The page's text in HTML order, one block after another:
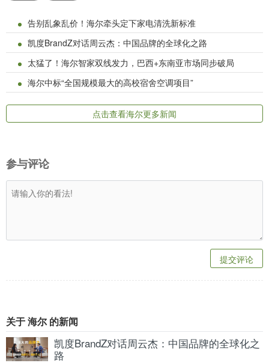
告别乱象乱价！海尔牵头定下家电清洗新标准
凯度BrandZ对话周云杰：中国品牌的全球化之路
太猛了！海尔智家双线发力，巴西+东南亚市场同步破局
海尔中标“全国规模最大的高校宿舍空调项目”
点击查看海尔更多新闻
参与评论
提交评论
关于 海尔 的新闻
凯度BrandZ对话周云杰：中国品牌的全球化之
路